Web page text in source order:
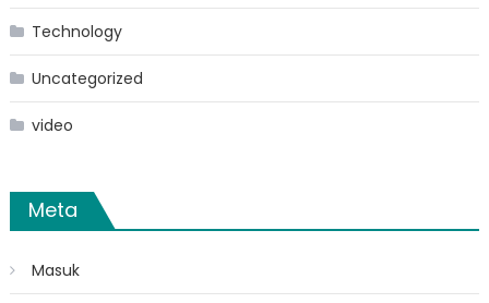
Technology
Uncategorized
video
Meta
Masuk